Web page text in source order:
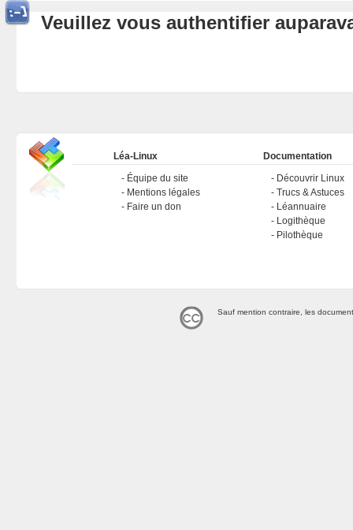
Veuillez vous authentifier
Léa-Linux
Équipe du site
Mentions légales
Faire un don
Documentation
Découvrir Linux
Trucs & Astuces
Léannuaire
Logithèque
Pilothèque
Sauf mention contraire, les